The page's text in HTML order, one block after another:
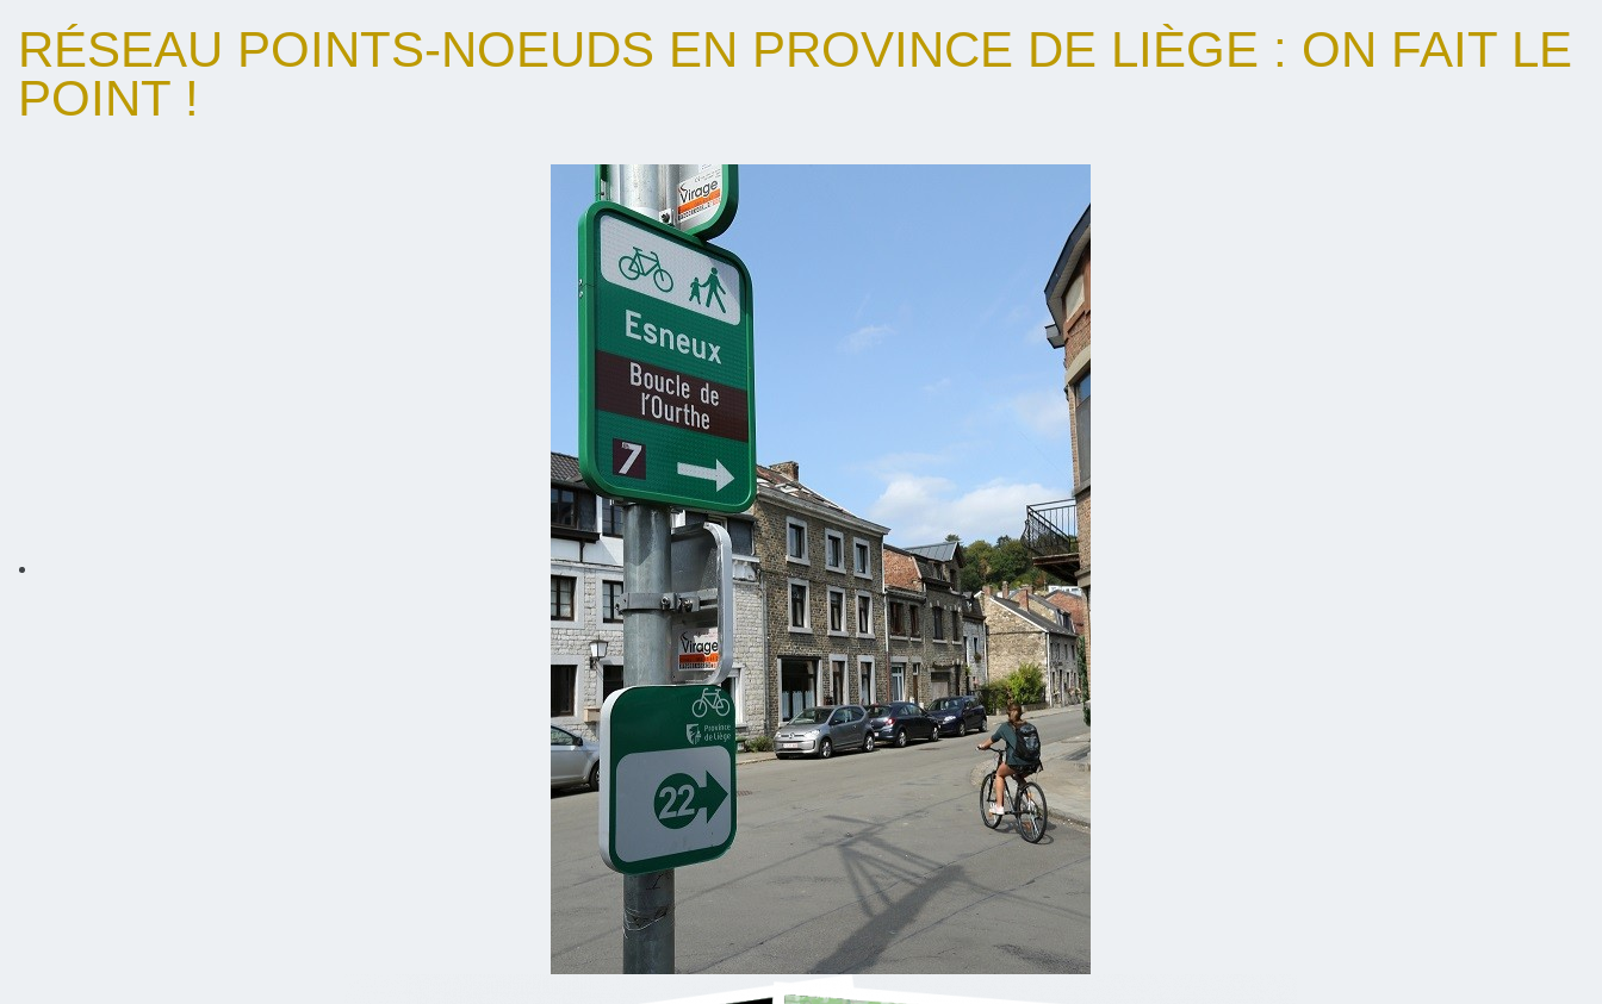
RÉSEAU POINTS-NOEUDS EN PROVINCE DE LIÈGE : ON FAIT LE
POINT !